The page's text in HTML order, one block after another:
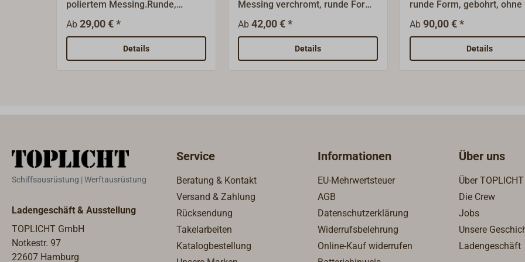
poliertem Messing.Runde,
schmale Form, gebohrt. FORESTI
& SUARDI Aus einem
Handwerksbetrieb entwickelte
sich seit 1961 die
FORESTI Bootsbeschläge,
Innenbeschläge und vor allem
hochwertiger Leuchten für den
Schiffs- und Landgebrauch.
Ab 29,00 € *
Details
Messing verchromt, runde Form,
gebohrt, ohne Glas.
Ab 42,00 € *
Details
runde Form, gebohrt, ohne
Ab 90,00 € *
Details
Schiffsausrüstung | Werftausrüstung
Ladengeschäft & Ausstellung
TOPLICHT GmbH
Notkestr. 97
22607 Hamburg
Service
Beratung & Kontakt
Versand & Zahlung
Rücksendung
Takelarbeiten
Katalogbestellung
Informationen
EU-Mehrwertsteuer
AGB
Datenschutzerklärung
Widerrufsbelehrung
Online-Kauf widerrufen
Über uns
Über TOPLICHT
Die Crew
Jobs
Unsere
Ladengeschäft